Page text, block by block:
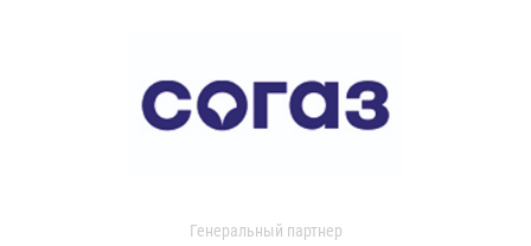
Генеральный партнер